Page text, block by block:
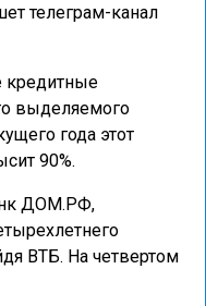
телеграм-канал
кредитные
выделяемого
года этот
90%.
ДОМ.РФ,
ВТБ. На четвертом